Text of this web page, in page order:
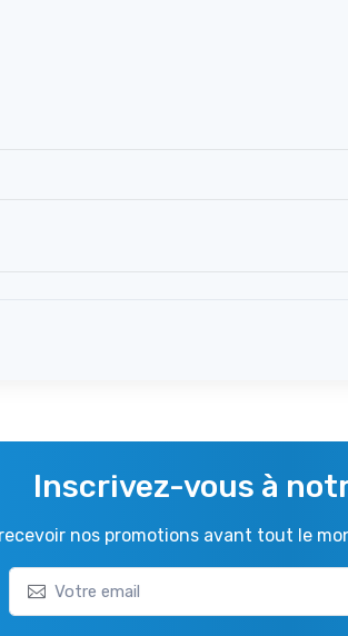
Inscrivez-vous à
nos promotions avant tout le